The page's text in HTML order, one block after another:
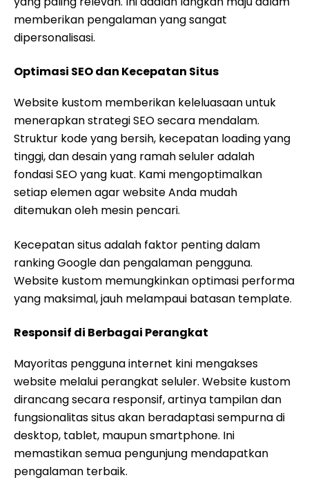
memberikan pengalaman yang sangat
dipersonalisasi.
Optimasi SEO dan Kecepatan Situs
Website kustom memberikan keleluasaan untuk
menerapkan strategi SEO secara mendalam.
Struktur kode yang bersih, kecepatan loading yang
tinggi, dan desain yang ramah seluler adalah
fondasi SEO yang kuat. Kami mengoptimalkan
setiap elemen agar website Anda mudah
ditemukan oleh mesin pencari.
Kecepatan situs adalah faktor penting dalam
ranking Google dan pengalaman pengguna.
Website kustom memungkinkan optimasi performa
yang maksimal, jauh melampaui batasan template.
Responsif di Berbagai Perangkat
Mayoritas pengguna internet kini mengakses
website melalui perangkat seluler. Website kustom
dirancang secara responsif, artinya tampilan dan
fungsionalitas situs akan beradaptasi sempurna di
desktop, tablet, maupun smartphone. Ini
memastikan semua pengunjung mendapatkan
pengalaman terbaik.